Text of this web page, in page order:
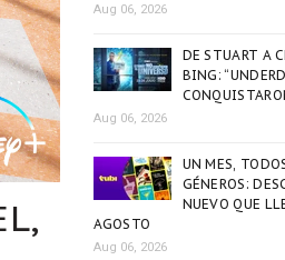
Aug 06, 2026
DE STUART A
BING:
Aug 06, 2026
UN MES,
GÉNEROS:
NUEVO QUE
AGOSTO
Aug 06, 2026